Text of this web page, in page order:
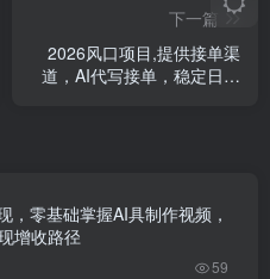
下一篇
2026风口项目,提供接单渠
道，AI代写接单，稳定日入
，零基础掌握AI具制作视频，
增收路径
59